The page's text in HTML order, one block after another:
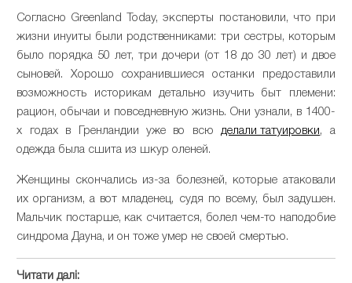
Согласно Greenland Today, эксперты постановили, что при
жизни инуиты были родственниками: три сестры, которым
было порядка 50 лет, три дочери (от 18 до 30 лет) и двое
сыновей. Хорошо сохранившиеся останки предоставили
возможность историкам детально изучить быт племени:
рацион, обычаи и повседневную жизнь. Они узнали, в 1400-
х годах в Гренландии уже во всюделали татуировки, а
одежда была сшита из шкур оленей.
Женщины скончались из-за болезней, которые атаковали
их организм, а вот младенец, судя по всему, был задушен.
Мальчик постарше, как считается, болел чем-то наподобие
синдрома Дауна, и он тоже умер не своей смертью.
Читати далі: